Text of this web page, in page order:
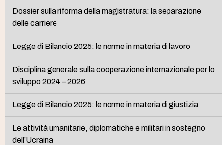
Dossier sulla riforma della magistratura: la separazione
delle carriere
Legge di Bilancio 2025: le norme in materia di lavoro
Disciplina generale sulla cooperazione internazionale per lo
sviluppo 2024 – 2026
Legge di Bilancio 2025: le norme in materia di giustizia
Le attività umanitarie, diplomatiche e militari in sostegno
dell’Ucraina